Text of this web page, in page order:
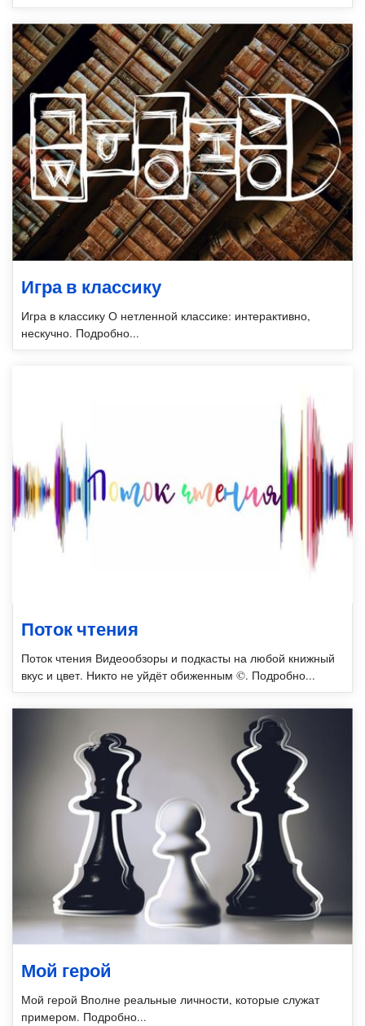
Игра в классику
Игра в классику О нетленной классике: интерактивно,
нескучно. Подробно...
Поток чтения
Поток чтения Видеообзоры и подкасты на любой книжный
вкус и цвет. Никто не уйдёт обиженным ©. Подробно...
Мой герой
Мой герой Вполне реальные личности, которые служат
примером. Подробно...